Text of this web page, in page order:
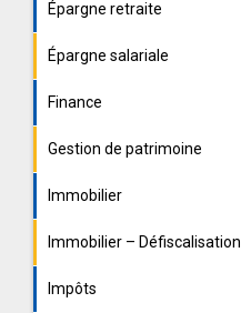
Épargne retraite
Épargne salariale
Finance
Gestion de patrimoine
Immobilier
Immobilier – Défiscalisation
Impôts